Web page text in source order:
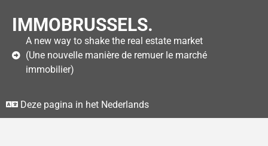
IMMOBRUSSELS.
A new way to shake the real estate market
(Une nouvelle manière de remuer le marché
immobilier)
Deze pagina in het Nederlands